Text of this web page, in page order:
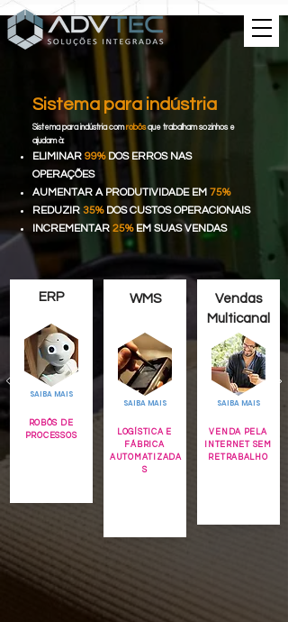
Sistema para indústria
Sistema para indústria comrobôsque trabalham sozinhos e
ajudam à:
ELIMINAR 99% DOS ERROS NAS
OPERAÇÕES
AUMENTAR A PRODUTIVIDADE EM 75%
REDUZIR 35% DOS CUSTOS OPERACIONAIS
INCREMENTAR 25% EM SUAS VENDAS
ERP
SAIBA MAIS
ROBÔS DE
PROCESSOS
WMS
SAIBA MAIS
LOGÍSTICA E
FÁBRICA
AUTOMATIZADA
S
Vendas
Multicanal
SAIBA MAIS
VENDA PELA
INTERNET SEM
RETRABALHO